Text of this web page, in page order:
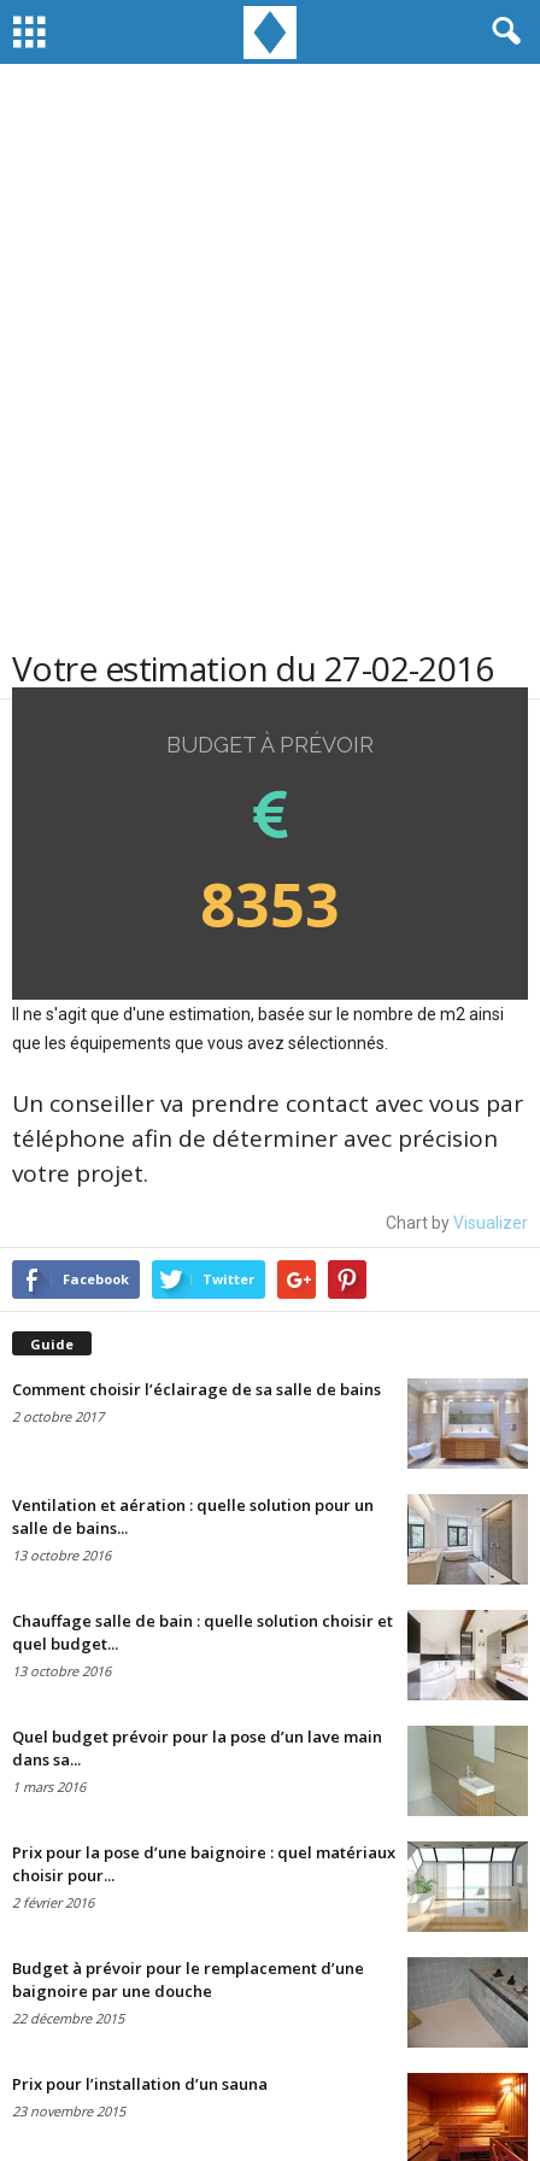
Votre estimation du 27-02-2016
BUDGET À PRÉVOIR
8353
Il ne s'agit que d'une estimation, basée sur le nombre de m2 ainsi
que les équipements que vous avez sélectionnés.
Un conseiller va prendre contact avec vous par
téléphone afin de déterminer avec précision
votre projet.
Chart byVisualizer
Facebook Twitter
Guide
Comment choisir l’éclairage de sa salle de bains
2 octobre 2017
Ventilation et aération : quelle solution pour un
salle de bains...
13 octobre 2016
Chauffage salle de bain : quelle solution choisir et
quel budget...
13 octobre 2016
Quel budget prévoir pour la pose d’un lave main
dans sa...
1 mars 2016
Prix pour la pose d’une baignoire : quel matériaux
choisir pour...
2 février 2016
Budget à prévoir pour le remplacement d’une
baignoire par une douche
22 décembre 2015
Prix pour l’installation d’un sauna
23 novembre 2015